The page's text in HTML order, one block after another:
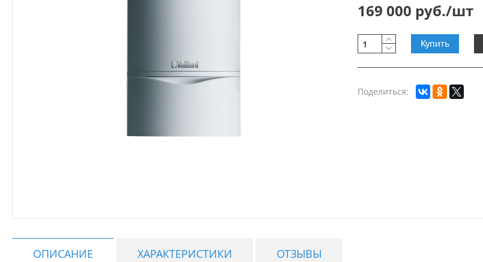
169 000 руб./шт
Купить
Поделиться:
ОПИСАНИЕ ХАРАКТЕРИСТИКИ ОТЗЫВЫ